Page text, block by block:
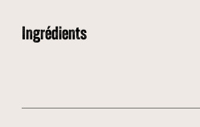
Ingrédients